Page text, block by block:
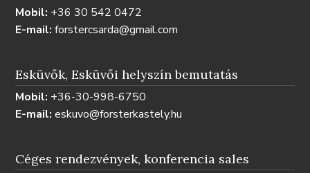
Mobil: +36 30 542 0472
E-mail: forstercsarda@gmail.com
Esküvők, Esküvői helyszín bemutatás
Mobil: +36-30-998-6750
E-mail: eskuvo@forsterkastely.hu
Céges rendezvények, konferencia sales